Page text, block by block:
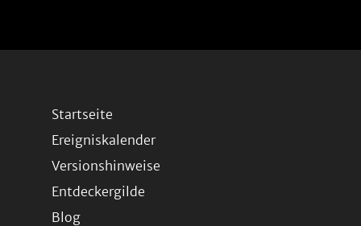
Startseite
Ereigniskalender
Versionshinweise
Entdeckergilde
Blog